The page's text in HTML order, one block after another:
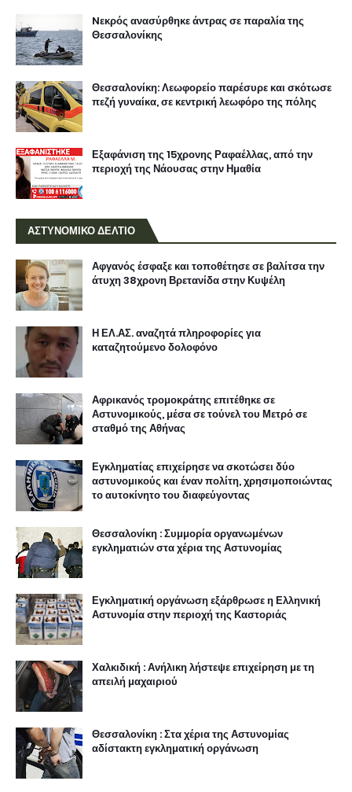
Nεκρός ανασύρθηκε άντρας σε παραλία της
Θεσσαλονίκης
Θεσσαλονίκη: Λεωφορείο παρέσυρε και σκότωσε
πεζή γυναίκα, σε κεντρική λεωφόρο της πόλης
Εξαφάνιση της 15χρονης Ραφαέλλας, από την
περιοχή της Νάουσας στην Ημαθία
ΑΣΤΥΝΟΜΙΚΟ ΔΕΛΤΙΟ
Αφγανός έσφαξε και τοποθέτησε σε βαλίτσα την
άτυχη 38χρονη Βρετανίδα στην Κυψέλη
Η ΕΛ.ΑΣ. αναζητά πληροφορίες για
καταζητούμενο δολοφόνο
Αφρικανός τρομοκράτης επιτέθηκε σε
Αστυνομικούς, μέσα σε τούνελ του Μετρό σε
σταθμό της Αθήνας
Εγκληματίας επιχείρησε να σκοτώσει δύο
αστυνομικούς και έναν πολίτη, χρησιμοποιώντας
το αυτοκίνητο του διαφεύγοντας
Θεσσαλονίκη : Συμμορία οργανωμένων
εγκληματιών στα χέρια της Αστυνομίας
Εγκληματική οργάνωση εξάρθρωσε η Ελληνική
Αστυνομία στην περιοχή της Καστοριάς
Χαλκιδική : Ανήλικη λήστεψε επιχείρηση με τη
απειλή μαχαιριού
Θεσσαλονίκη : Στα χέρια της Αστυνομίας
αδίστακτη εγκληματική οργάνωση